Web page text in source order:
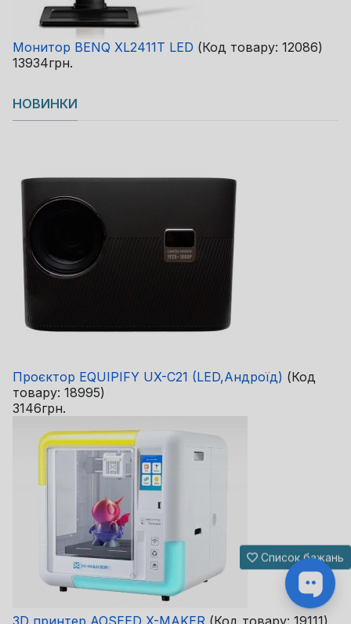
Монитор BENQ XL2411T LED (Код товару: 12086)
13934грн.
НОВИНКИ
Проєктор EQUIPIFY UX-C21 (LED,Андроїд) (Код
товару: 18995)
3146грн.
3D принтер AOSEED X-MAKER (Код товару: 19111)
Список бажань